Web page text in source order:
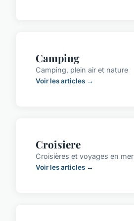
Camping
Camping, plein air et nature
Voir les articles →
Croisiere
Croisières et voyages en mer
Voir les articles →